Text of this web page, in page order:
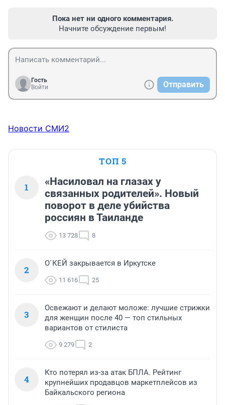
Пока нет ни одного комментария.
Начните обсуждение первым!
Гость
Войти
Отправить
Новости СМИ2
ТОП 5
1
«Насиловал на глазах у
связанных родителей». Новый
поворот в деле убийства
россиян в Таиланде
13 728 8
2
О`КЕЙ закрывается в Иркутске
11 616 25
3
Освежают и делают моложе: лучшие стрижки
для женщин после 40 — топ стильных
вариантов от стилиста
9 279 2
4
Кто потерял из-за атак БПЛА. Рейтинг
крупнейших продавцов маркетплейсов из
Байкальского региона